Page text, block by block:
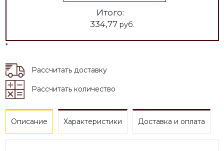
Итого:
334,77руб.
*
Рассчитать доставку
Рассчитать количество
Описание Характеристики Доставка и оплата